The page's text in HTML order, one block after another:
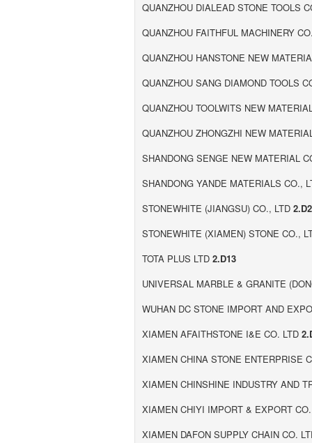
QUANZHOU DIALEAD STONE TOOLS
QUANZHOU FAITHFUL MACHINERY
QUANZHOU HANSTONE NEW
QUANZHOU SANG DIAMOND TOOLS
QUANZHOU TOOLWITS NEW
QUANZHOU ZHONGZHI NEW
SHANDONG SENGE NEW MATERIAL
SHANDONG YANDE MATERIALS CO.,
STONEWHITE (JIANGSU) CO., LTD
STONEWHITE (XIAMEN) STONE CO.,
TOTA PLUS LTD2.D13
UNIVERSAL MARBLE & GRANITE
WUHAN DC STONE IMPORT AND
XIAMEN AFAITHSTONE I&E CO. LTD
XIAMEN CHINA STONE ENTERPRISE
XIAMEN CHINSHINE INDUSTRY AND
XIAMEN CHIYI IMPORT & EXPORT
XIAMEN DAFON SUPPLY CHAIN CO.